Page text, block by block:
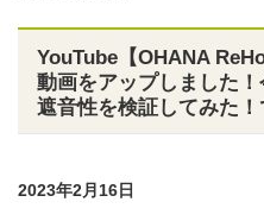
YouTube【OHANA
動画をアップしました
遮音性を検証してみた！
2023年2月16日